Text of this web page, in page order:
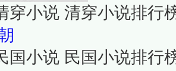
穿小说 清穿小说排行
国小说 民国小说排行